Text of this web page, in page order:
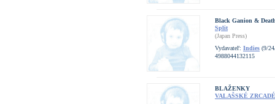
Black Ganion &
Split
(Japan Press)
Vydavateľ: Indies (9/
4988044132115
BLAŽENKY
VALAŠSKÉ